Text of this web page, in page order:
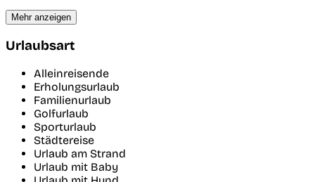
Mehr anzeigen
Urlaubsart
Alleinreisende
Erholungsurlaub
Familienurlaub
Golfurlaub
Sporturlaub
Städtereise
Urlaub am Strand
Urlaub mit Baby